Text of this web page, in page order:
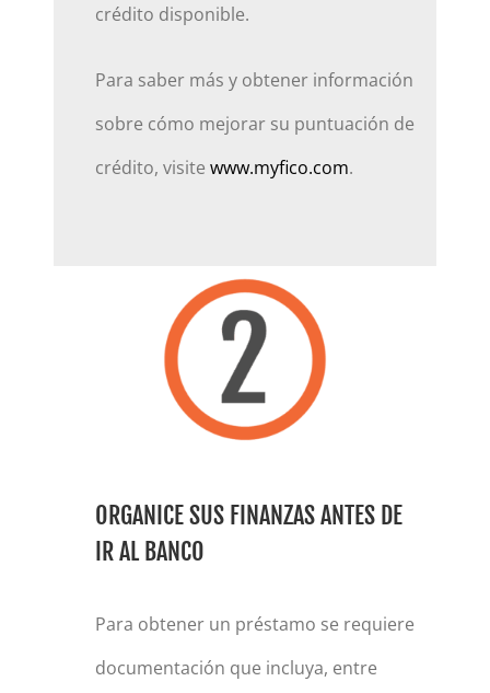
crédito disponible.
Para saber más y obtener información
sobre cómo mejorar su puntuación de
crédito, visite www.myfico.com.
ORGANICE SUS FINANZAS ANTES DE
IR AL BANCO
Para obtener un préstamo se requiere
documentación que incluya, entre